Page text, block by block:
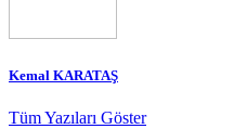
Kemal KARATAŞ
Tüm Yazıları Göster